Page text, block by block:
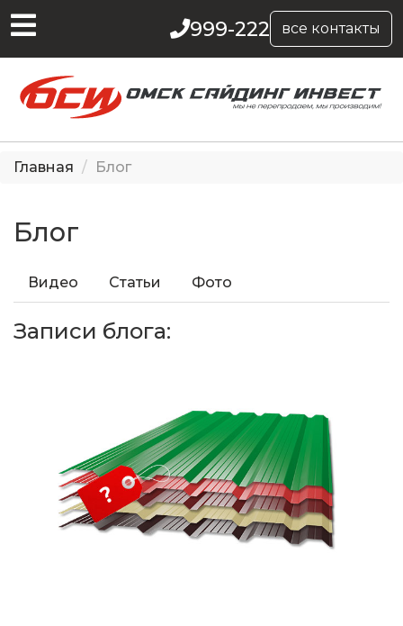
999-222 все контакты
Главная Блог
Блог
Видео Статьи Фото
Записи блога: